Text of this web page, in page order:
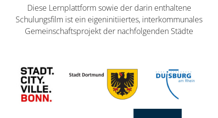
Diese Lernplattform sowie der darin enthaltene
Schulungsfilm ist ein eigeninitiiertes, interkommunales
Gemeinschaftsprojekt der nachfolgenden Städte